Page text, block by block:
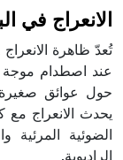
الانعراج في
عند اصطدام موجة
حول عوائق
يحدث الانعراج مع
الراديوية.